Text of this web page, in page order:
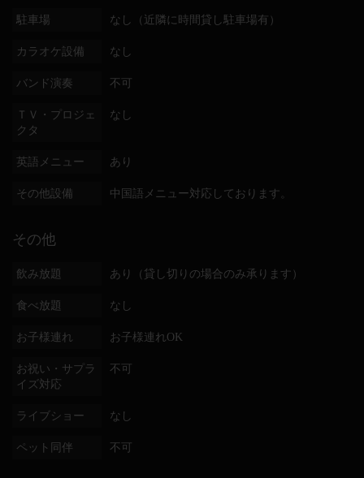
駐車場 なし（近隣に時間貸し駐車場有）
カラオケ設備 なし
バンド演奏 不可
ＴＶ・プロジェ
クタ
なし
英語メニュー あり
その他設備 中国語メニュー対応しております。
その他
飲み放題 あり（貸し切りの場合のみ承ります）
食べ放題 なし
お子様連れ お子様連れOK
お祝い・サプラ
イズ対応
不可
ライブショー なし
ペット同伴 不可